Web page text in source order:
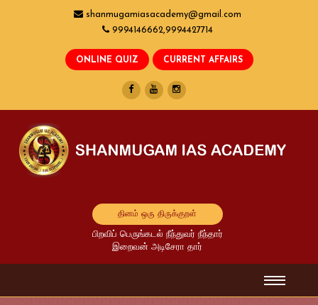
shanmugamiasacademy@gmail.com
9994146662,9994427714
தினம் ஒரு திருக்குறள்
பிறவிப் பெருங்கடல் நீந்துவர் நீந்தார்
இறைவன் அடிசேரா தார்